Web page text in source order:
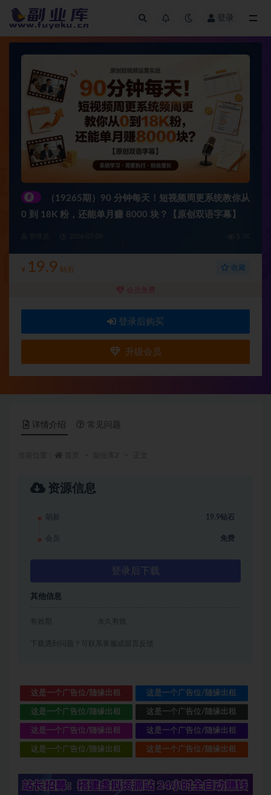
登录
#
（19265期）90 分钟每天！短视频周更系统教你从
0 到 18K 粉，还能单月赚 8000 块？【原创双语字幕】
¥ 19.9 钻石 收藏
会员免费
登录后购买
升级会员
详情介绍 常见问题
资源信息
萌新 19.9钻石
会员 免费
登录后下载
其他信息
有效期 永久有效
下载遇到问题？可联系客服或留言反馈
这是一个广告位/随缘出租 这是一个广告位/随缘出租
这是一个广告位/随缘出租 这是一个广告位/随缘出租
这是一个广告位/随缘出租 这是一个广告位/随缘出租
这是一个广告位/随缘出租 这是一个广告位/随缘出租